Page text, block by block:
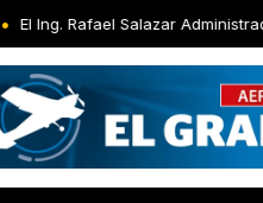
Salazar Administrador de